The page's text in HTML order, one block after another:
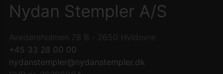
Nydan Stempler A/S
Avedøreholmen 78 B - 2650 Hvidovre
+45 33 28 00 00
nydanstempler@nydanstempler.dk